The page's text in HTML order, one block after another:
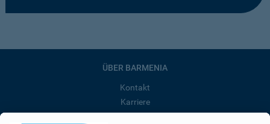
ÜBER BARMENIA
Kontakt
Karriere